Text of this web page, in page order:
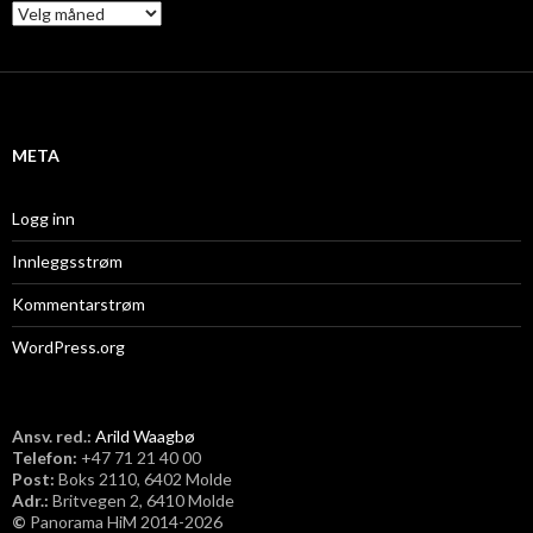
A
r
i
META
Logg inn
Innleggsstrøm
Kommentarstrøm
WordPress.org
Ansv. red.: Arild Waagbø
Telefon: ​+47 71 21 40 00
Post: Boks 2110, 6402 Molde
Adr.: Britvegen 2, 6410 Molde
© Panorama HiM 2014-2026